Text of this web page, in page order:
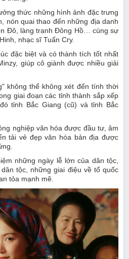
thức những hình ảnh đặc trưng
nón quai thao đến những địa danh
Đô, làng tranh Đông Hồ… cùng sự
nhạc sĩ Tuấn Cry.
đặc biệt và có thành tích tốt nhất
giúp cô giành được nhiều giải
không thể không xét đến tính thời
giai đoạn các tỉnh thành sắp xếp
tỉnh Bắc Giang (cũ) và tỉnh Bắc
nghiệp văn hóa được đầu tư, âm
tải vẻ đẹp văn hóa bản địa được
những ngày lễ lớn của dân tộc,
tộc, những giai điệu về tổ quốc
tỏa mạnh mẽ.